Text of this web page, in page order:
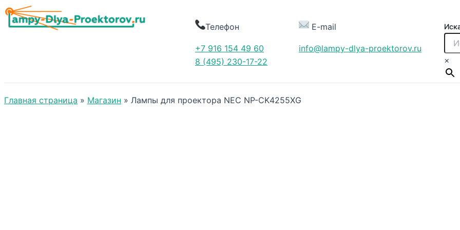
Телефон
+7 916 154 49 60
8 (495) 230-17-22
E-mail
info@lampy-dlya-proektorov.ru
×
Главная страница » Магазин » Лампы для проектора NEC NP-CK4255XG